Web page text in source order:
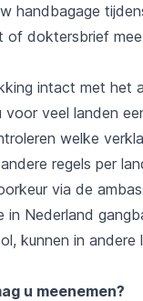
handbagage
of doktersbrief
intact met het
voor veel landen
welke
regels per
via de
in Nederland
kunnen in
u meenemen?